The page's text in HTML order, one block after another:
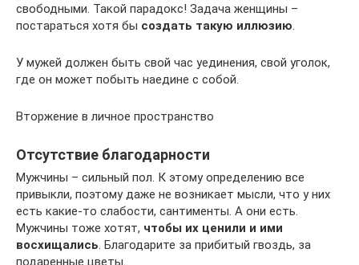
свободными. Такой парадокс! Задача женщины –
постараться хотя бы создать такую иллюзию
У мужей должен быть свой час уединения, свой уголок,
где он может побыть наедине с собой.
Вторжение в личное пространство
Отсутствие благодарности
Мужчины – сильный пол. К этому определению все
привыкли, поэтому даже не возникает мысли, что у них
есть какие-то слабости, сантименты. А они есть.
Мужчины тоже хотят, чтобы их ценили и ими
восхищались . Благодарите за прибитый гвоздь, за
подаренные цветы.